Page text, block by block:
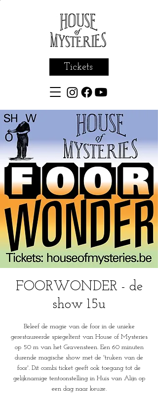
Tickets
FOORWONDER - de
show 15u
Beleef de magie van de foor in de unieke
gerestaureerde spiegeltent van House of Mysteries
op 50 m van het Gravensteen. Een 60 minuten
durende magische show met de 'truken van de
foor'. Dit combi ticket geeft ook toegang tot de
gelijknamige tentoonstelling in Huis van Alijn op
een dag naar keuze.